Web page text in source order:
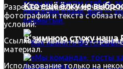
В зимнюю стужу наша
Кто ещё ёлку не
Разрешается некоммерческое
фотографий и текста с
условий:
Ссылка активная на ту
материал.
Использование только на